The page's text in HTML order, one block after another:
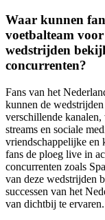
Waar kunnen
voetbalteam
wedstrijden
concurrenten?
Fans van het
kunnen de
verschillende
streams en sociale
vriendschappelijke en
fans de ploeg live in
concurrenten zoals
van deze wedstrijden
successen van het
van dichtbij te ervaren.